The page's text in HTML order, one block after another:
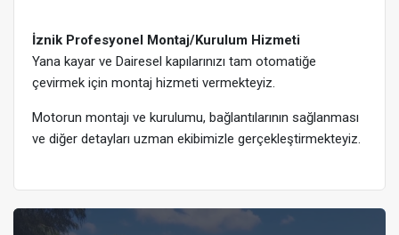
İznik Profesyonel Montaj/Kurulum Hizmeti
Yana kayar ve Dairesel kapılarınızı tam otomatiğe
çevirmek için montaj hizmeti vermekteyiz.
Motorun montajı ve kurulumu, bağlantılarının sağlanması
ve diğer detayları uzman ekibimizle gerçekleştirmekteyiz.